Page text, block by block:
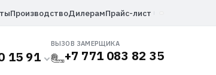
ПроизводствоДилерамПрайс-лист
15 91
ВЫЗОВ ЗАМЕРЩИКА
+7 771 083 82 35